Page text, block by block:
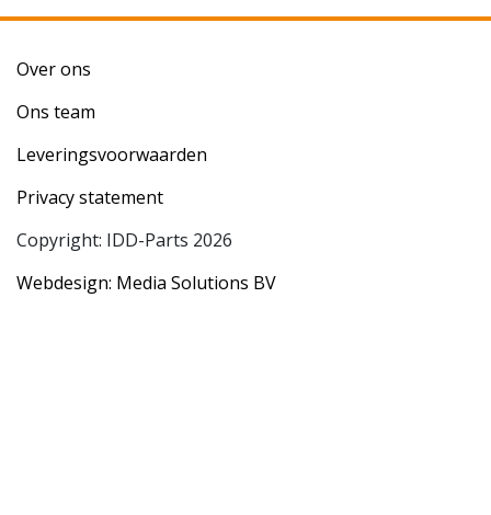
Over ons
Ons team
Leveringsvoorwaarden
Privacy statement
Copyright: IDD-Parts 2026
Webdesign: Media Solutions BV